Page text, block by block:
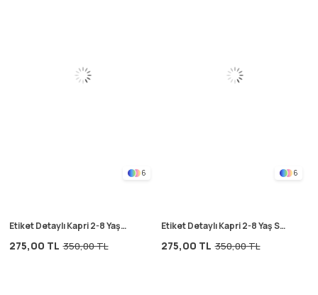
6
Etiket Detaylı Kapri 2-8 Yaş
275,00 TL 350,00 TL
6
Etiket Detaylı Kapri 2-8 Yaş S
275,00 TL 350,00 TL